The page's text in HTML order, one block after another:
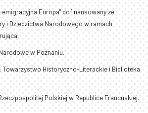
Europa" dofinansowany ze
i Dziedzictwa Narodowego w ramach
w Poznaniu.
: Towarzystwo Historyczno-Literackie i Biblioteka
Polskiej w Republice Francuskiej.